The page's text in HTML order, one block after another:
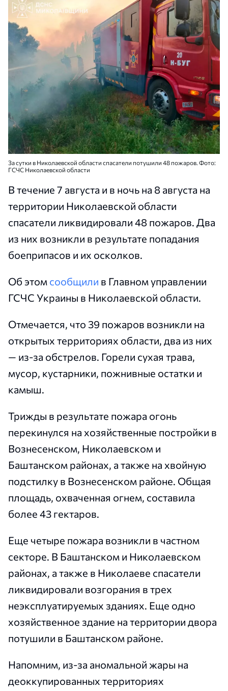
За сутки в Николаевской области спасатели потушили 48 пожаров. Фото:
ГСЧС Николаевской области
В течение 7 августа и в ночь на 8 августа на
территории Николаевской области
спасатели ликвидировали 48 пожаров. Два
из них возникли в результате попадания
боеприпасов и их осколков.
Об этом сообщили в Главном управлении
ГСЧС Украины в Николаевской области.
Отмечается, что 39 пожаров возникли на
открытых территориях области, два из них
— из-за обстрелов. Горели сухая трава,
мусор, кустарники, пожнивные остатки и
камыш.
Трижды в результате пожара огонь
перекинулся на хозяйственные постройки в
Вознесенском, Николаевском и
Баштанском районах, а также на хвойную
подстилку в Вознесенском районе. Общая
площадь, охваченная огнем, составила
более 43 гектаров.
Еще четыре пожара возникли в частном
секторе. В Баштанском и Николаевском
районах, а также в Николаеве спасатели
ликвидировали возгорания в трех
неэксплуатируемых зданиях. Еще одно
хозяйственное здание на территории двора
потушили в Баштанском районе.
Напомним, из-за аномальной жары на
деоккупированных территориях